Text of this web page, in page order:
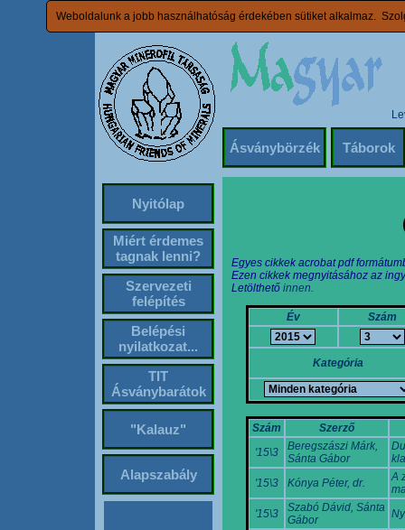
Weboldalunk a jobb használhatóság érdekében sütiket alkalmaz.
Ásványbörzék Táborok
Nyitólap
Miért érdemes
tagnak lenni?
Szervezeti
felépítés
Belépési
nyilatkozat...
TIT
Ásványbarátok
"Kalauz"
Alapszabály
Egyes cikkek acrobat pdf
Ezen cikkek megnyitásához az
Letölthető innen.
Év Szám
Kategória
Szám
Szerző
'15\3
Beregszászi Márk,
Sánta Gábor
'15\3
Kónya Péter, dr.
A
'15\3
Szabó Dávid, Sánta
Gábor